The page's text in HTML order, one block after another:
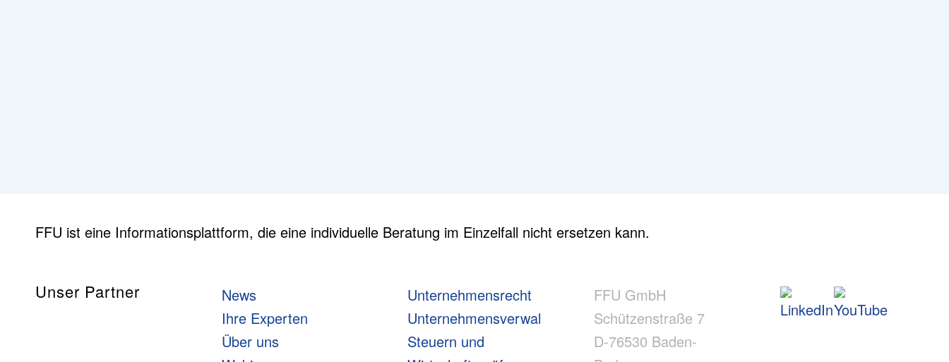
FFU ist eine Informationsplattform, die eine individuelle Beratung im Einzelfall nicht ersetzen kann.
Unser Partner
News
Ihre Experten
Über uns
Unternehmensrecht
Unternehmensverwaltung
Steuern und
FFU GmbH
Schützenstraße 7
D-76530 Baden-